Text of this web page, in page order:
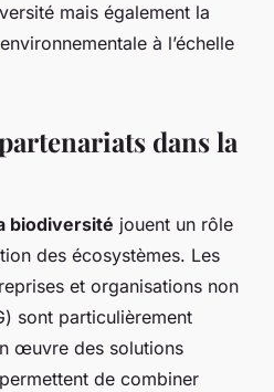
mais également la
à l’échelle
dans la
biodiversité jouent un rôle
des écosystèmes. Les
et organisations non
sont particulièrement
œuvre des solutions
de combiner